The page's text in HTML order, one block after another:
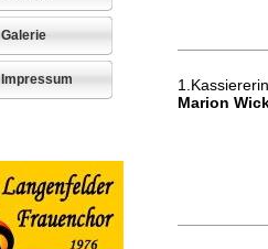
Galerie
Impressum
1.Kassiererin
Marion